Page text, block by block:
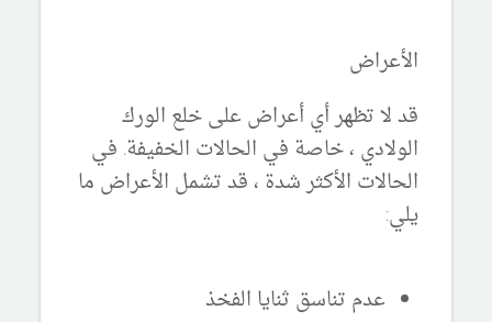
الأعراض
قد لا تظهر أي أعراض على خلع الورك
الولادي ، خاصة في الحالات الخفيفة. في
الحالات الأكثر شدة ، قد تشمل الأعراض ما
يلي:
عدم تناسق ثنايا الفخذ